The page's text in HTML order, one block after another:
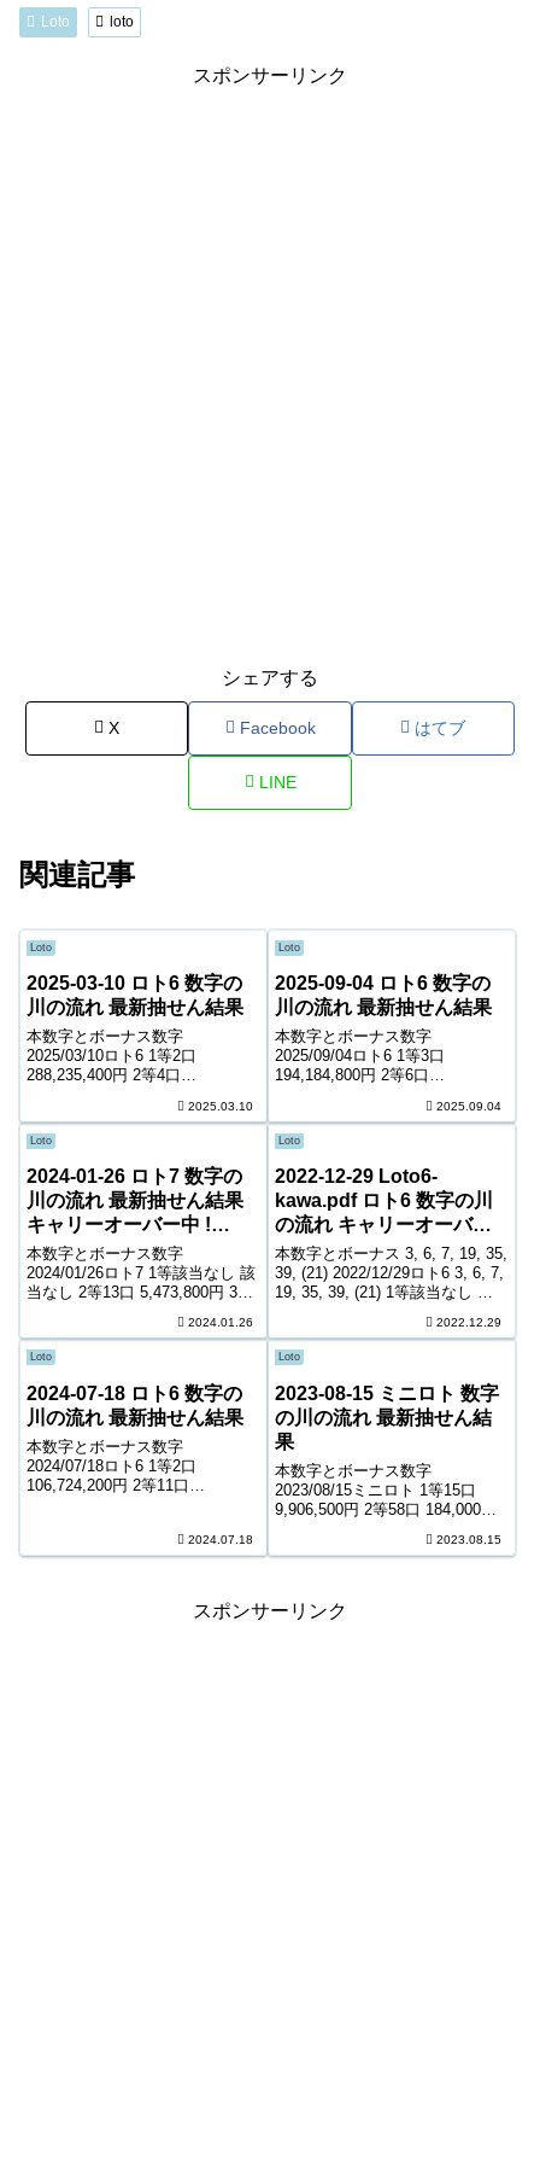
Loto loto
スポンサーリンク
シェアする
X Facebook はてブ
LINE
関連記事
Loto
2025-03-10 ロト6 数字の
川の流れ 最新抽せん結果
本数字とボーナス数字
2025/03/10ロト6 1等2口
288,235,400円 2等4口
円 4等11,996口 8,300円 5等
202,581口 1,000円 キャリーオー
バー ...
2025.03.10
Loto
2025-09-04 ロト6 数字の
川の流れ 最新抽せん結果
本数字とボーナス数字
2025/09/04ロト6 1等3口
194,184,800円 2等6口
円 4等14,158口 6,200円 5等
218,931口 1,000円 キャリーオー
バー ...
2025.09.04
Loto
2024-01-26 ロト7 数字の
川の流れ 最新抽せん結果
キャリーオーバー中 !
1,015,997,335円
本数字とボーナス数字
2024/01/26ロト7 1等該当なし 該
当なし 2等13口 5,473,800円 3等
9,300円 5等100,486口 1,400円 6
等162,847口 1,000...
2024.01.26
Loto
2022-12-29 Loto6-
kawa.pdf ロト6 数字の川
の流れ キャリーオーバー
中! 226,358,966円
本数字とボーナス 3, 6, 7, 19, 35,
39, (21) 2022/12/29ロト6 3, 6, 7,
19, 35, 39, (21) 1等該当なし 該
2022.12.29
Loto
2024-07-18 ロト6 数字の
川の流れ 最新抽せん結果
本数字とボーナス数字
2024/07/18ロト6 1等2口
106,724,200円 2等11口
口 1,000円 キャリーオーバー 0...
2024.07.18
Loto
2023-08-15 ミニロト 数字
の川の流れ 最新抽せん結
果
本数字とボーナス数字
2023/08/15ミニロト 1等15口
9,906,500円 2等58口 184,000円
1,000円 ＊抽せんの結果は最終的
2023.08.15
スポンサーリンク